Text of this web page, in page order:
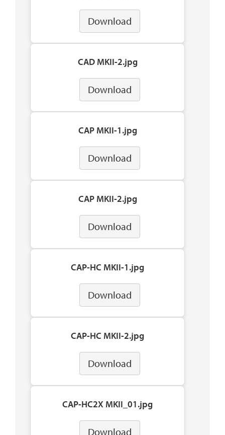
Download
CAD MKII-2.jpg
Download
CAP MKII-1.jpg
Download
CAP MKII-2.jpg
Download
CAP-HC MKII-1.jpg
Download
CAP-HC MKII-2.jpg
Download
CAP-HC2X MKII_01.jpg
Download